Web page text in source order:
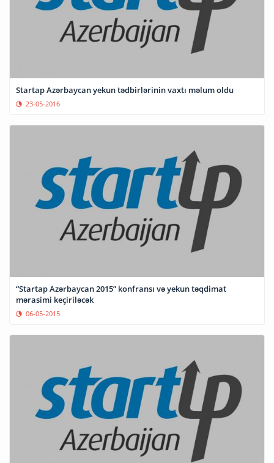
Startap Azərbaycan yekun tədbirlərinin vaxtı məlum oldu
23-05-2016
“Startap Azərbaycan 2015” konfransı və yekun təqdimat
mərasimi keçiriləcək
06-05-2015